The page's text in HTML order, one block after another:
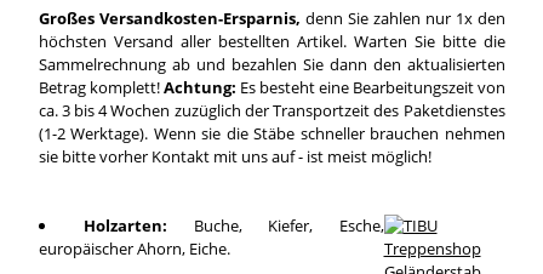
Großes Versandkosten-Ersparnis, denn Sie zahlen nur 1x den
höchsten Versand aller bestellten Artikel. Warten Sie bitte die
Sammelrechnung ab und bezahlen Sie dann den aktualisierten
Betrag komplett!Achtung: Es besteht eine Bearbeitungszeit von
ca. 3 bis 4 Wochen zuzüglich der Transportzeit des Paketdienstes
(1-2 Werktage). Wenn sie die Stäbe schneller brauchen nehmen
sie bitte vorher Kontakt mit uns auf - ist meist möglich!
Holzarten: Buche, Kiefer, Esche,
europäischer Ahorn, Eiche.